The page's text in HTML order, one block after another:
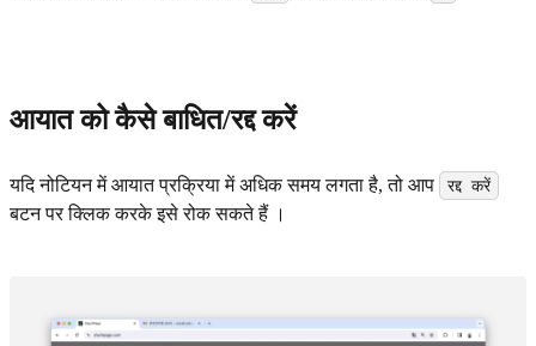
आयात को कैसे बाधित/रद्द करें
यदि नोटियन में आयात प्रक्रिया में अधिक समय लगता है, तो आप रद्द करें
बटन पर क्लिक करके इसे रोक सकते हैं ।